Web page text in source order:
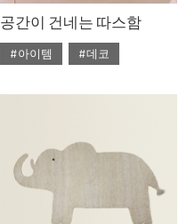
공간이 건네는 따스함
#아이템
#데코